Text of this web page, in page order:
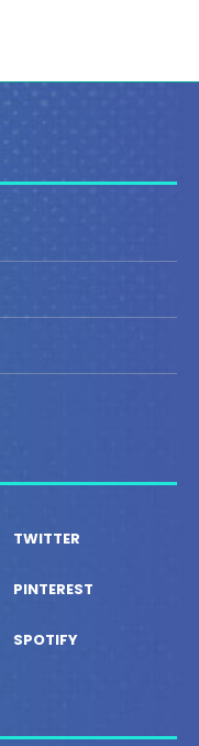
TWITTER
PINTEREST
SPOTIFY